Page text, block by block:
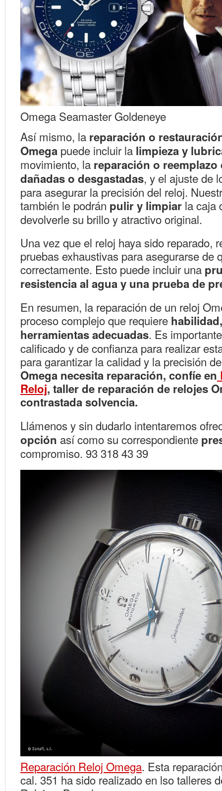
Omega Seamaster Goldeneye
Así mismo, la reparación o
Omega puede incluir la limpieza y
movimiento, la reparación o reemplazo
dañadas o desgastadas, y el ajuste de
para asegurar la precisión del reloj.
también le podrán pulir y limpiar la caja
devolverle su brillo y atractivo original.
Una vez que el reloj haya sido reparado,
pruebas exhaustivas para asegurarse de
correctamente. Esto puede incluir una
resistencia al agua y una prueba de
En resumen, la reparación de un reloj
proceso complejo que requiere
herramientas adecuadas. Es
calificado y de confianza para realizar
para garantizar la calidad y la precisión
Omega necesita reparación, confíe en
Reloj, taller de reparación de relojes
contrastada solvencia.
Llámenos y sin dudarlo intentaremos
opción así como su correspondiente
compromiso. 93 318 43 39
Reparación Reloj Omega. Esta
cal. 351 ha sido realizado en lso talleres